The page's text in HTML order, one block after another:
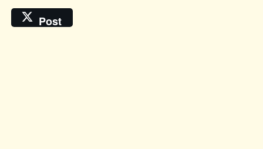
Post